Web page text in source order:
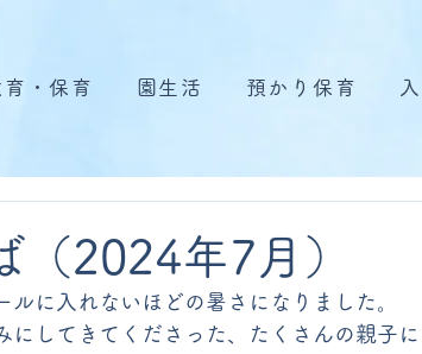
育・保育 園生活 預かり保育
（2024年7月）
に入れないほどの暑さになりました。
にしてきてくださった、たくさんの親子